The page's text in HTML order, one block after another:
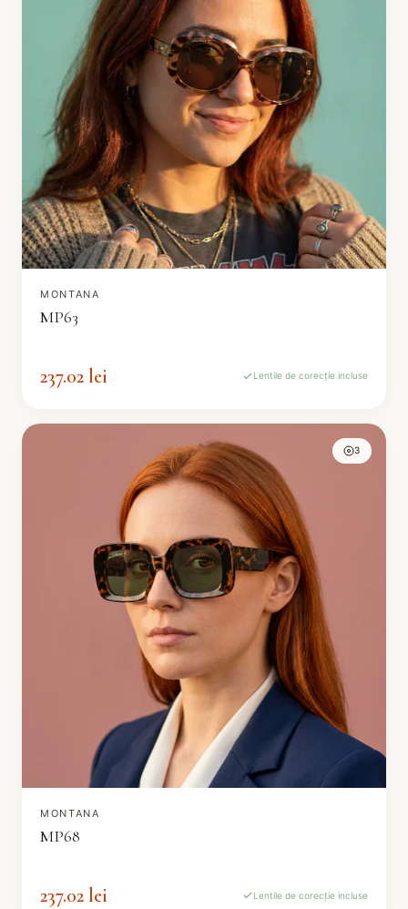
MONTANA
MP63
237.02 lei Lentile de corecție incluse
3
MONTANA
MP68
237.02 lei Lentile de corecție incluse